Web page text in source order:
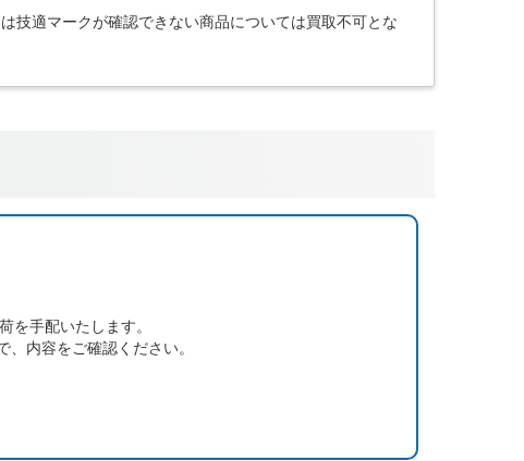
技適マークが確認できない商品については買取不可とな
を手配いたします。
内容をご確認ください。